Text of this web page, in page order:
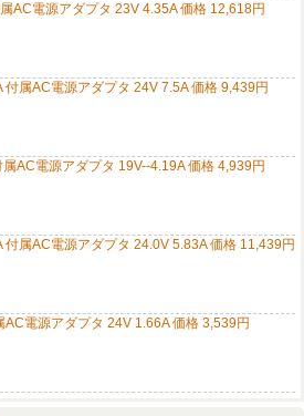
AC電源アダプタ 23V 4.35A 価格 12,618円
付属AC電源アダプタ 24V 7.5A 価格 9,439円
AC電源アダプタ 19V--4.19A 価格 4,939円
付属AC電源アダプタ 24.0V 5.83A 価格 11,439円
AC電源アダプタ 24V 1.66A 価格 3,539円